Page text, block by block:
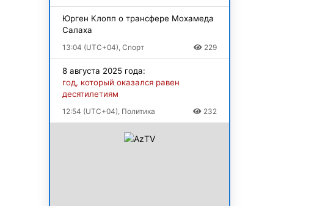
Юрген Клопп о трансфере Мохамеда
Салаха
13:04 (UTC+04), Спорт 229
8 августа 2025 года:
год, который оказался равен
десятилетиям
12:54 (UTC+04), Политика 232